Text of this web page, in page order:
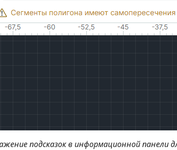
подсказок в информационной панели